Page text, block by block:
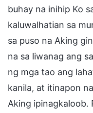
buhay na inihip Ko
kaluwalhatian sa
sa puso na Aking
na sa liwanag ang
ng mga tao ang
kanila, at itinapon
Aking ipinagkaloob.